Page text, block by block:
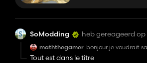
SoModding heb gereageerd
maththegamer bonjour je voudrait
Tout est dans le titre